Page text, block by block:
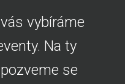
vybíráme
Na ty
se